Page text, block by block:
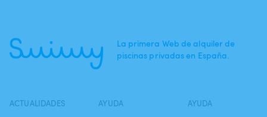
La primera Web de alquiler de
piscinas privadas en España.
ACTUALIDADES AYUDA AYUDA